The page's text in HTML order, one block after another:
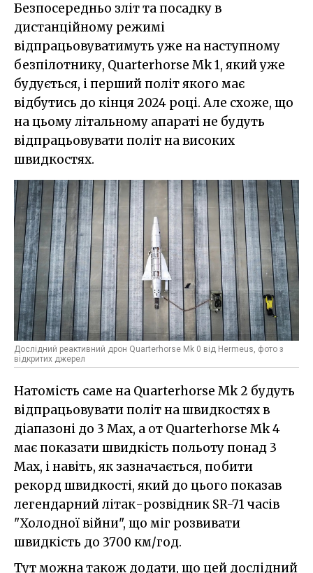
Безпосередньо зліт та посадку в
дистанційному режимі
відпрацьовуватимуть уже на наступному
безпілотнику, Quarterhorse Mk 1, який уже
будується, і перший політ якого має
відбутись до кінця 2024 році. Але схоже, що
на цьому літальному апараті не будуть
відпрацьовувати політ на високих
швидкостях.
Дослідний реактивний дрон Quarterhorse Mk 0 від Hermeus, фото з
відкритих джерел
Натомість саме на Quarterhorse Mk 2 будуть
відпрацьовувати політ на швидкостях в
діапазоні до 3 Мах, а от Quarterhorse Mk 4
має показати швидкість польоту понад 3
Мах, і навіть, як зазначається, побити
рекорд швидкості, який до цього показав
легендарний літак-розвідник SR-71 часів
"Холодної війни", що міг розвивати
швидкість до 3700 км/год.
Тут можна також додати, що цей дослідний